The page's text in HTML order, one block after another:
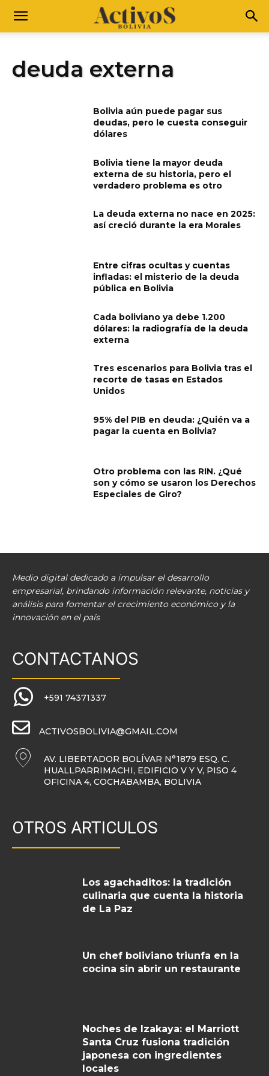
deuda externa
Bolivia aún puede pagar sus
deudas, pero le cuesta conseguir
dólares
Bolivia tiene la mayor deuda
externa de su historia, pero el
verdadero problema es otro
La deuda externa no nace en 2025:
así creció durante la era Morales
Entre cifras ocultas y cuentas
infladas: el misterio de la deuda
pública en Bolivia
Cada boliviano ya debe 1.200
dólares: la radiografía de la deuda
externa
Tres escenarios para Bolivia tras el
recorte de tasas en Estados
Unidos
95% del PIB en deuda: ¿Quién va a
pagar la cuenta en Bolivia?
Otro problema con las RIN. ¿Qué
son y cómo se usaron los Derechos
Especiales de Giro?
Medio digital dedicado a impulsar el desarrollo
empresarial, brindando información relevante, noticias y
análisis para fomentar el crecimiento económico y la
innovación en el país
CONTACTANOS
+591 74371337
ACTIVOSBOLIVIA@GMAIL.COM
AV. LIBERTADOR BOLÍVAR N°1879 ESQ. C.
HUALLPARRIMACHI, EDIFICIO V Y V, PISO 4
OFICINA 4, COCHABAMBA, BOLIVIA
OTROS ARTICULOS
Los agachaditos: la tradición
culinaria que cuenta la historia
de La Paz
Un chef boliviano triunfa en la
cocina sin abrir un restaurante
Noches de Izakaya: el Marriott
Santa Cruz fusiona tradición
japonesa con ingredientes
locales